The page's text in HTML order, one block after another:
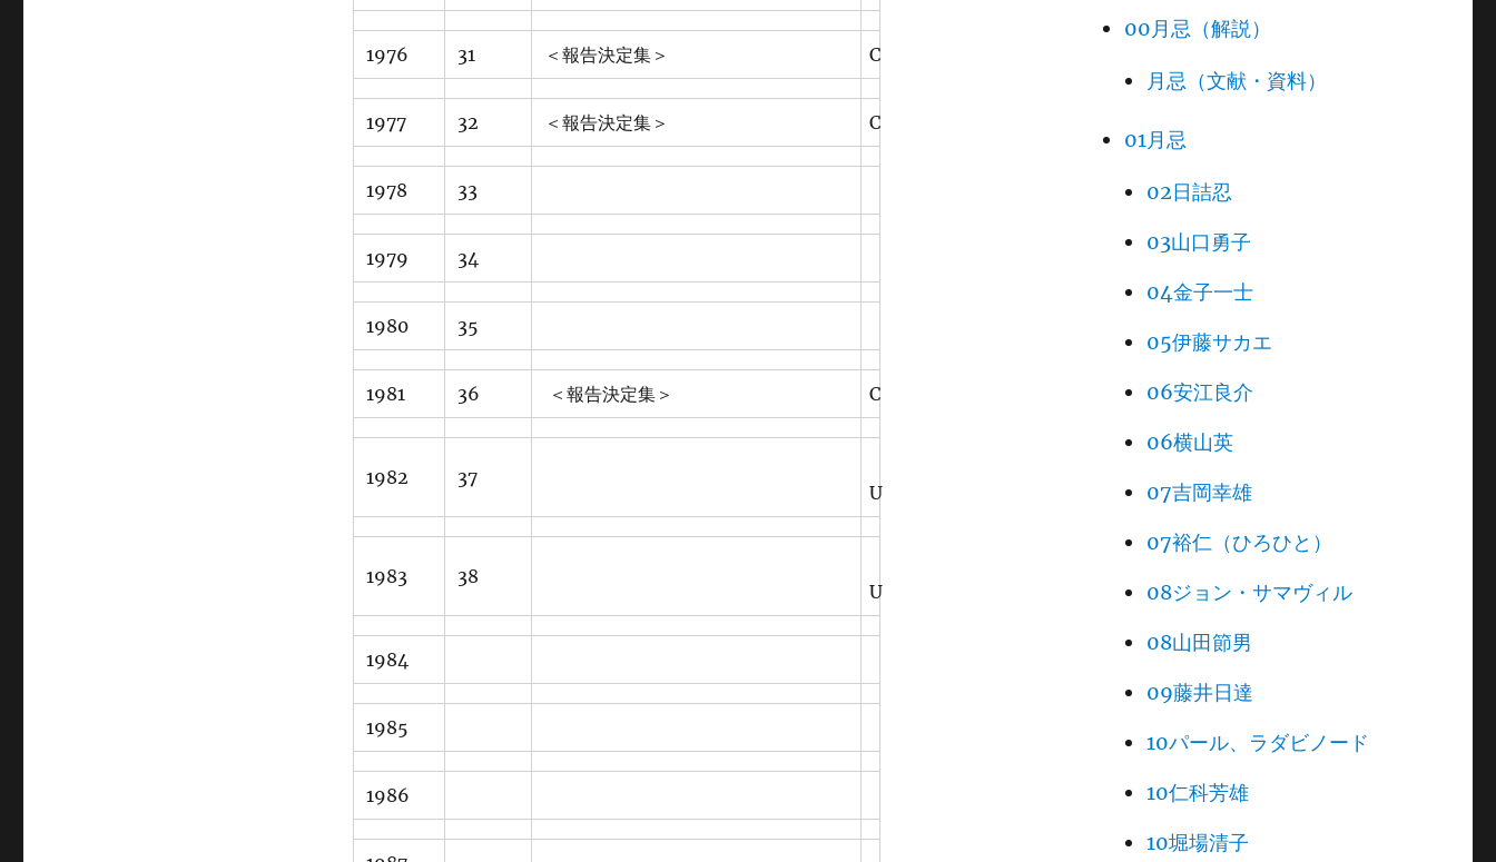
1976 31 ＜報告決定集＞ C
1977 32 ＜報告決定集＞ C
1978 33
1979 34
1980 35
1981 36 ＜報告決定集＞ C
1982 37
U
1983 38
U
1984
1985
1986
00月忌（解説）
月忌（文献・資料）
01月忌
02日詰忍
03山口勇子
04金子一士
05伊藤サカエ
06安江良介
06横山英
07吉岡幸雄
07裕仁（ひろひと）
08ジョン・サマヴィル
08山田節男
09藤井日達
10パール、ラダビノード
10仁科芳雄
10堀場清子